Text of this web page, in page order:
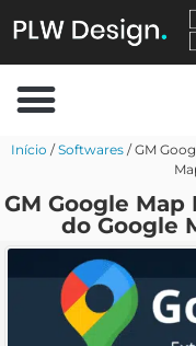
Início /Softwares/ GM
GM Google
do Google